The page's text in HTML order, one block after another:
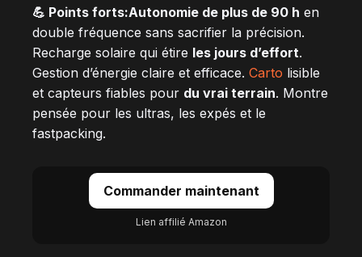
💪 Points forts:Autonomie de plus de 90 h en
double fréquence sans sacrifier la précision.
Recharge solaire qui étire les jours d’effort.
Gestion d’énergie claire et efficace. Carto lisible
et capteurs fiables pour du vrai terrain. Montre
pensée pour les ultras, les expés et le
fastpacking.
Commander maintenant
Lien affilié Amazon